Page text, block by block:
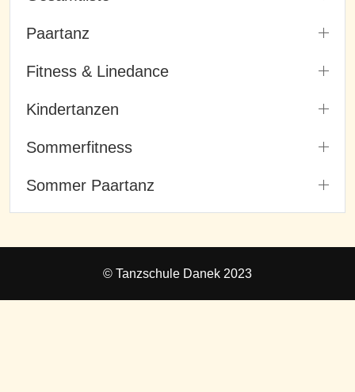
Paartanz
Fitness & Linedance
Kindertanzen
Sommerfitness
Sommer Paartanz
© Tanzschule Danek 2023